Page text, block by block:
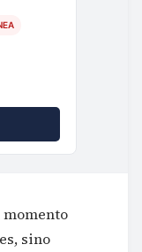
momento
sino